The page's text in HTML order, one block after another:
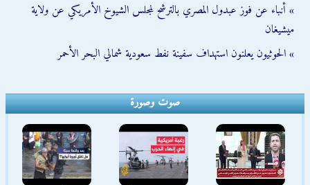
» أنباء عن فوز عبدول المصري بالترشح لمجلس الشيوخ الأمريكي عن ولاية
ميشيغان
» الحوثيون يعلنون استهداف سفينة نفط سعودية شمالي البحر الأحمر
صوت وصورة